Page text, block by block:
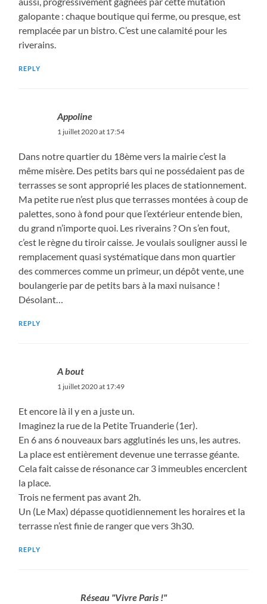
galopante : chaque boutique qui ferme, ou presque, est
remplacée par un bistro. C’est une calamité pour les
riverains.
REPLY
Appoline
1 juillet 2020 at 17:54
Dans notre quartier du 18ème vers la mairie c’est la
même misère. Des petits bars qui ne possédaient pas de
terrasses se sont approprié les places de stationnement.
Ma petite rue n’est plus que terrasses montées à coup de
palettes, sono à fond pour que l’extérieur entende bien,
du grand n’importe quoi. Les riverains ? On s’en fout,
c’est le règne du tiroir caisse. Je voulais souligner aussi le
remplacement quasi systématique dans mon quartier
des commerces comme un primeur, un dépôt vente, une
boulangerie par de petits bars à la maxi nuisance !
Désolant…
REPLY
A bout
1 juillet 2020 at 17:49
Et encore là il y en a juste un.
Imaginez la rue de la Petite Truanderie (1er).
En 6 ans 6 nouveaux bars agglutinés les uns, les autres.
La place est entièrement devenue une terrasse géante.
Cela fait caisse de résonance car 3 immeubles encerclent
la place.
Trois ne ferment pas avant 2h.
Un (Le Max) dépasse quotidiennement les horaires et la
terrasse n’est finie de ranger que vers 3h30.
REPLY
Réseau "Vivre Paris !"